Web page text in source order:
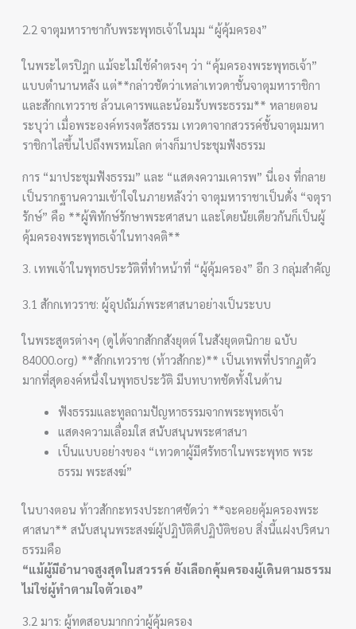
2.2 จาตุมหาราชากับพระพุทธเจ้าในมุม “ผู้คุ้มครอง”
ในพระไตรปิฎก แม้จะไม่ใช้คำตรงๆ ว่า “คุ้มครองพระพุทธเจ้า”
แบบตำนานหลัง แต่**กล่าวชัดว่าเหล่าเทวดาชั้นจาตุมหาราชิกา
และสักกเทวราช ล้วนเคารพและน้อมรับพระธรรม** หลายตอน
ระบุว่า เมื่อพระองค์ทรงตรัสธรรม เทวดาจากสวรรค์ชั้นจาตุมมหา
ราชิกาไล่ขึ้นไปถึงพรหมโลก ต่างก็มาประชุมฟังธรรม
การ “มาประชุมฟังธรรม” และ “แสดงความเคารพ” นี่เอง ที่กลาย
เป็นรากฐานความเข้าใจในภายหลังว่า จาตุมหาราชาเป็นดั่ง “จตุรา
รักษ์” คือ **ผู้พิทักษ์รักษาพระศาสนา และโดยนัยเดียวกันก็เป็นผู้
คุ้มครองพระพุทธเจ้าในทางคติ**
3. เทพเจ้าในพุทธประวัติที่ทำหน้าที่ “ผู้คุ้มครอง” อีก 3 กลุ่มสำคัญ
3.1 สักกเทวราช: ผู้อุปถัมภ์พระศาสนาอย่างเป็นระบบ
ในพระสูตรต่างๆ (ดูได้จากสักกสังยุตต์ ในสังยุตตนิกาย ฉบับ
84000.org) **สักกเทวราช (ท้าวสักกะ)** เป็นเทพที่ปรากฏตัว
มากที่สุดองค์หนึ่งในพุทธประวัติ มีบทบาทชัดทั้งในด้าน
ฟังธรรมและทูลถามปัญหาธรรมจากพระพุทธเจ้า
แสดงความเลื่อมใส สนับสนุนพระศาสนา
เป็นแบบอย่างของ “เทวดาผู้มีศรัทธาในพระพุทธ พระ
ธรรม พระสงฆ์”
ในบางตอน ท้าวสักกะทรงประกาศชัดว่า **จะคอยคุ้มครองพระ
ศาสนา** สนับสนุนพระสงฆ์ผู้ปฏิบัติดีปฏิบัติชอบ สิ่งนี้แฝงปริศนา
ธรรมคือ
“แม้ผู้มีอำนาจสูงสุดในสวรรค์ ยังเลือกคุ้มครองผู้เดินตามธรรม
ไม่ใช่ผู้ทำตามใจตัวเอง”
3.2 มาร: ผู้ทดสอบมากกว่าผู้คุ้มครอง